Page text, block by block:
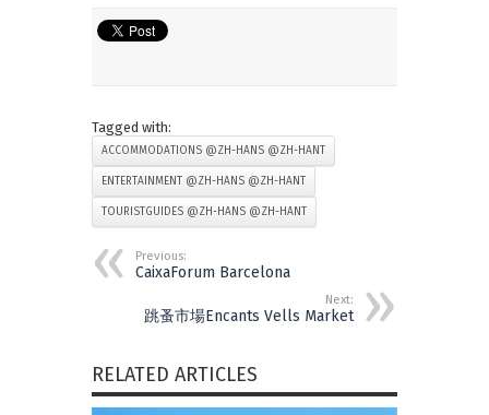
Tagged with:
ACCOMMODATIONS @ZH-HANS @ZH-HANT
ENTERTAINMENT @ZH-HANS @ZH-HANT
TOURISTGUIDES @ZH-HANS @ZH-HANT
Previous:
CaixaForum Barcelona
Next:
跳蚤市場Encants Vells Market
RELATED ARTICLES